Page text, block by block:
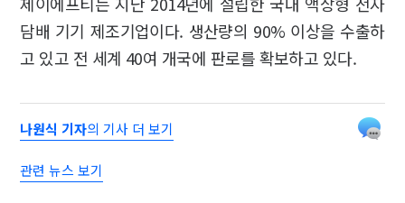
담배 기기 제조기업이다. 생산량의 90% 이상을 수출하
고 있고 전 세계 40여 개국에 판로를 확보하고 있다.
나원식 기자의 기사 더 보기
관련 뉴스 보기